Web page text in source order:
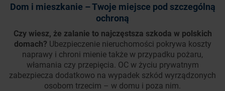
Dom i mieszkanie – Twoje miejsce pod szczególną
ochroną
Czy wiesz, że zalanie to najczęstsza szkoda w polskich
domach? Ubezpieczenie nieruchomości pokrywa koszty
naprawy i chroni mienie także w przypadku pożaru,
włamania czy przepięcia. OC w życiu prywatnym
zabezpiecza dodatkowo na wypadek szkód wyrządzonych
osobom trzecim – w domu i poza nim.